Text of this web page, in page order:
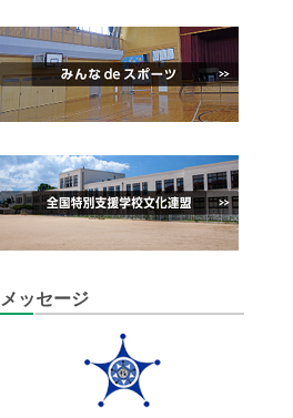
メッセージ